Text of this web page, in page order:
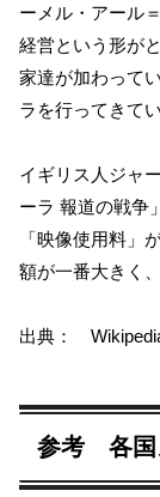
ーメル・アール
経営という形が
家達が加わって
ラを行ってきてい
イギリス人ジャ
ーラ 報道の戦争
「映像使用料」
額が一番大きく
出典：
参考 各国